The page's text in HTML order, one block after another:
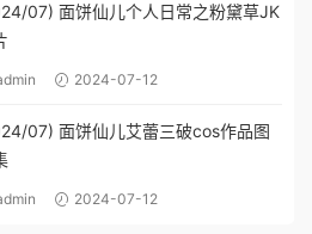
07) 面饼仙儿个人日常之粉黛草JK
2024-07-12
07) 面饼仙儿艾蕾三破cos作品图
2024-07-12